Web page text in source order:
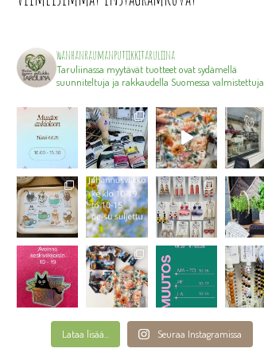
wanhanraumanputiikkitaruliina
Taruliinassa myytävät tuotteet ovat sydämellä
suunniteltuja ja rakkaudella Suomessa valmistettuja.
Lataa lisää... Seuraa Instagramissa